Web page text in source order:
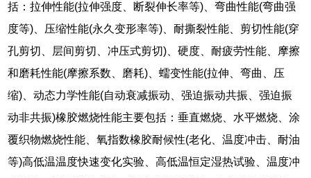
括：拉伸性能(拉伸强度、断裂伸长率等)、弯曲性能(弯曲强
度等)、压缩性能(永久变形率等)、耐撕裂性能、剪切性能(穿
孔剪切、层间剪切、冲压式剪切)、硬度、耐疲劳性能、摩擦
和磨耗性能(摩擦系数、磨耗)、蠕变性能(拉伸、弯曲、压
缩)、动态力学性能(自动衰减振动、强迫振动共振、强迫振
动非共振)橡胶燃烧性能主要包括：垂直燃烧、水平燃烧、涂
覆织物燃烧性能、氧指数橡胶耐候性(老化、温度冲击、耐油
等)高低温温度快速变化实验、高低温恒定湿热试验、温度冲